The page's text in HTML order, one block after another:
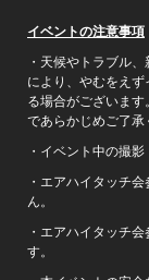
イベントの注意事項
・天候やトラブル
により、やむをえ
る場合がございま
であらかじめご了承
・イベント中の撮
・エアハイタッチ
ん。
・エアハイタッチ
す。